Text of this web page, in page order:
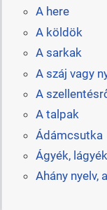
A here
A köldök
A sarkak
A száj vagy
A
A talpak
Ádámcsutka
Ágyék,
Ahány nyelv,